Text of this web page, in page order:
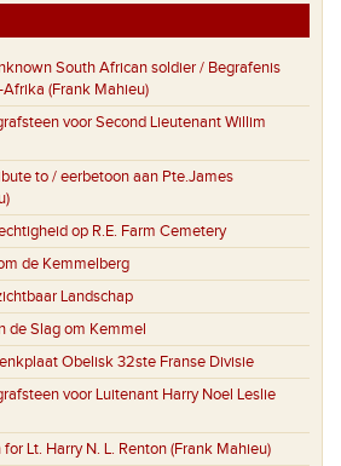
South African soldier / Begrafenis
(Frank Mahieu)
voor Second Lieutenant Willim
to / eerbetoon aan Pte.James
op R.E. Farm Cemetery
de Kemmelberg
Landschap
de Slag om Kemmel
Obelisk 32ste Franse Divisie
voor Luitenant Harry Noel Leslie
Lt. Harry N. L. Renton (Frank Mahieu)